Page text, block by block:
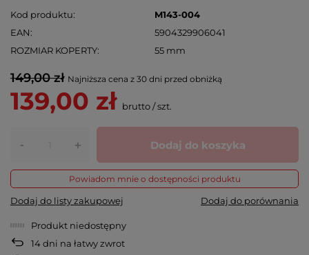
Kod produktu
M143-004
EAN
5904329906041
ROZMIAR KOPERTY
55 mm
149,00 zł Najniższa cena z 30 dni przed obniżką
139,00 zł brutto/szt.
- + Dodaj do koszyka
Powiadom mnie o dostępności produktu
Dodaj do listy zakupowej Dodaj do porównania
Produkt niedostępny
14dni na łatwy zwrot